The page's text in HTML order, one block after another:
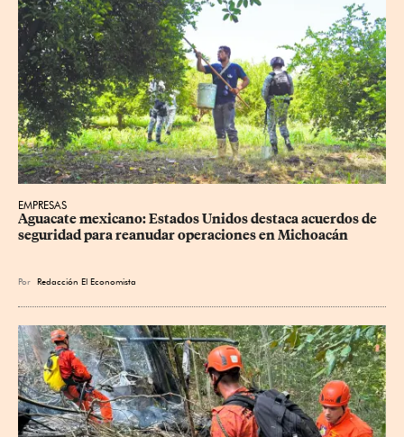
EMPRESAS
Aguacate mexicano: Estados Unidos destaca acuerdos de
seguridad para reanudar operaciones en Michoacán
Por Redacción El Economista